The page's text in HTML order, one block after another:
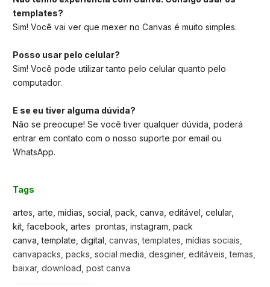
templates?
Sim! Você vai ver que mexer no Canvas é muito simples.
Posso usar pelo celular?
Sim! Você pode utilizar tanto pelo celular quanto pelo
computador.
E se eu tiver alguma dúvida?
Não se preocupe! Se você tiver qualquer dúvida, poderá
entrar em contato com o nosso suporte por email ou
WhatsApp.
Tags
artes, arte, mídias, social, pack, canva, editável, celular,
kit, facebook, artes prontas, instagram, pack
canva, template, digital, canvas, templates, mídias sociais,
canvapacks, packs, social media, desginer, editáveis, temas,
baixar, download, post canva